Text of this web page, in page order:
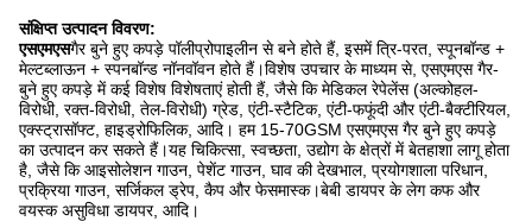
संक्षिप्त उत्पादन विवरण:
एसएमएसगैर बुने हुए कपड़े पॉलीप्रोपाइलीन से बने होते हैं, इसमें त्रि-परत, स्पूनबॉन्ड +
मेल्टब्लाऊन + स्पनबॉन्ड नॉनवॉवन होते हैं।विशेष उपचार के माध्यम से, एसएमएस गैर-
बुने हुए कपड़े में कई विशेष विशेषताएं होती हैं, जैसे कि मेडिकल रेपेलेंस (अल्कोहल-
विरोधी, रक्त-विरोधी, तेल-विरोधी) ग्रेड, एंटी-स्टैटिक, एंटी-फफूंदी और एंटी-बैक्टीरियल,
एक्स्ट्रासॉफ्ट, हाइड्रोफिलिक, आदि। हम 15-70GSM एसएमएस गैर बुने हुए कपड़े
का उत्पादन कर सकते हैं।यह चिकित्सा, स्वच्छता, उद्योग के क्षेत्रों में बेतहाशा लागू होता
है, जैसे कि आइसोलेशन गाउन, पेशेंट गाउन, घाव की देखभाल, प्रयोगशाला परिधान,
प्रक्रिया गाउन, सर्जिकल ड्रेप, कैप और फेसमास्क।बेबी डायपर के लेग कफ और
वयस्क असुविधा डायपर, आदि।